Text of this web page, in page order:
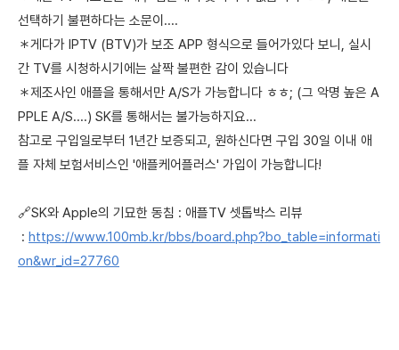
선택하기 불편하다는 소문이....
＊게다가 IPTV (BTV)가 보조 APP 형식으로 들어가있다 보니, 실시
간 TV를 시청하시기에는 살짝 불편한 감이 있습니다
＊제조사인 애플을 통해서만 A/S가 가능합니다 ㅎㅎ; (그 악명 높은 A
PPLE A/S....) SK를 통해서는 불가능하지요...
참고로 구입일로부터 1년간 보증되고, 원하신다면 구입 30일 이내 애
플 자체 보험서비스인 '애플케어플러스' 가입이 가능합니다!
🔗SK와 Apple의 기묘한 동침 : 애플TV 셋톱박스 리뷰
: https://www.100mb.kr/bbs/board.php?bo_table=informati
on&wr_id=27760